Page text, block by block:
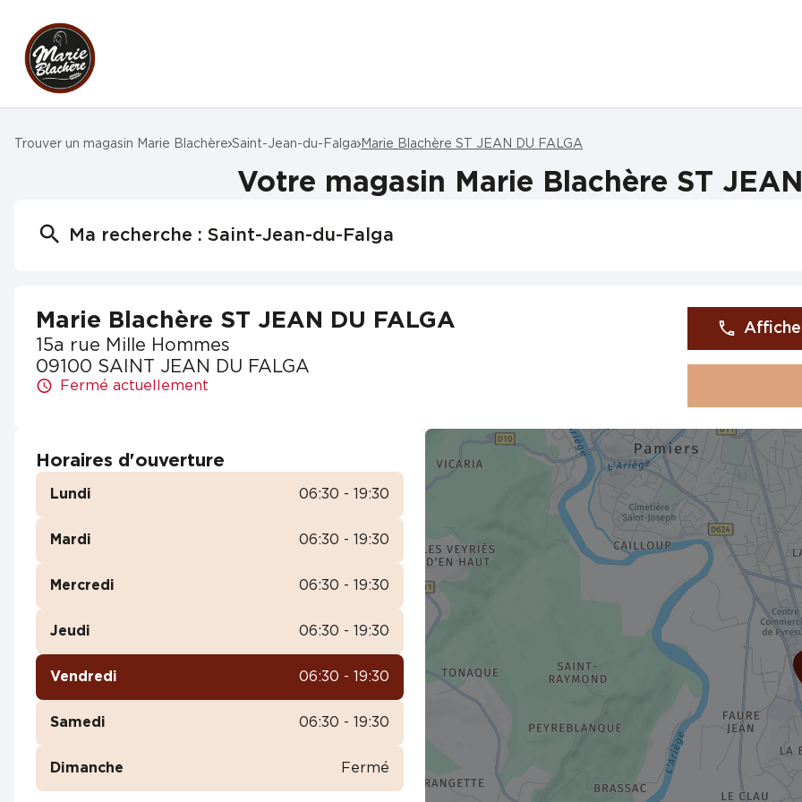
Trouver un magasin Marie Blachère Saint-Jean-du-Falga Marie Blachère ST JEAN DU FALGA
Votre magasin Marie Blachère ST
Ma recherche : Saint-Jean-du-Falga
Marie Blachère ST JEAN DU FALGA
15a rue Mille Hommes
09100 SAINT JEAN DU FALGA
Fermé actuellement
Horaires d'ouverture
Lundi 06:30 - 19:30
Mardi 06:30 - 19:30
Mercredi 06:30 - 19:30
Jeudi 06:30 - 19:30
Vendredi 06:30 - 19:30
Samedi 06:30 - 19:30
Dimanche Fermé